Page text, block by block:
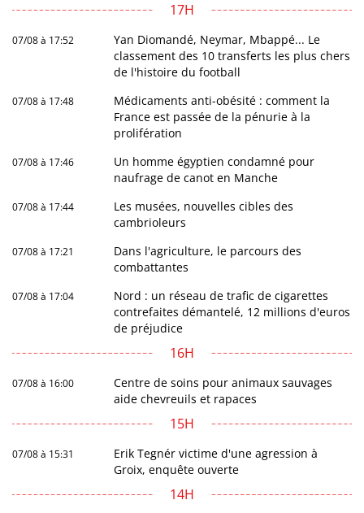
17H
07/08 à 17:52
Yan Diomandé, Neymar, Mbappé... Le
classement des 10 transferts les plus chers
de l'histoire du football
07/08 à 17:48
Médicaments anti-obésité : comment la
France est passée de la pénurie à la
prolifération
07/08 à 17:46
Un homme égyptien condamné pour
naufrage de canot en Manche
07/08 à 17:44
Les musées, nouvelles cibles des
cambrioleurs
07/08 à 17:21
Dans l'agriculture, le parcours des
combattantes
07/08 à 17:04
Nord : un réseau de trafic de cigarettes
contrefaites démantelé, 12 millions d'euros
de préjudice
16H
07/08 à 16:00
Centre de soins pour animaux sauvages
aide chevreuils et rapaces
15H
07/08 à 15:31
Erik Tegnér victime d'une agression à
Groix, enquête ouverte
14H